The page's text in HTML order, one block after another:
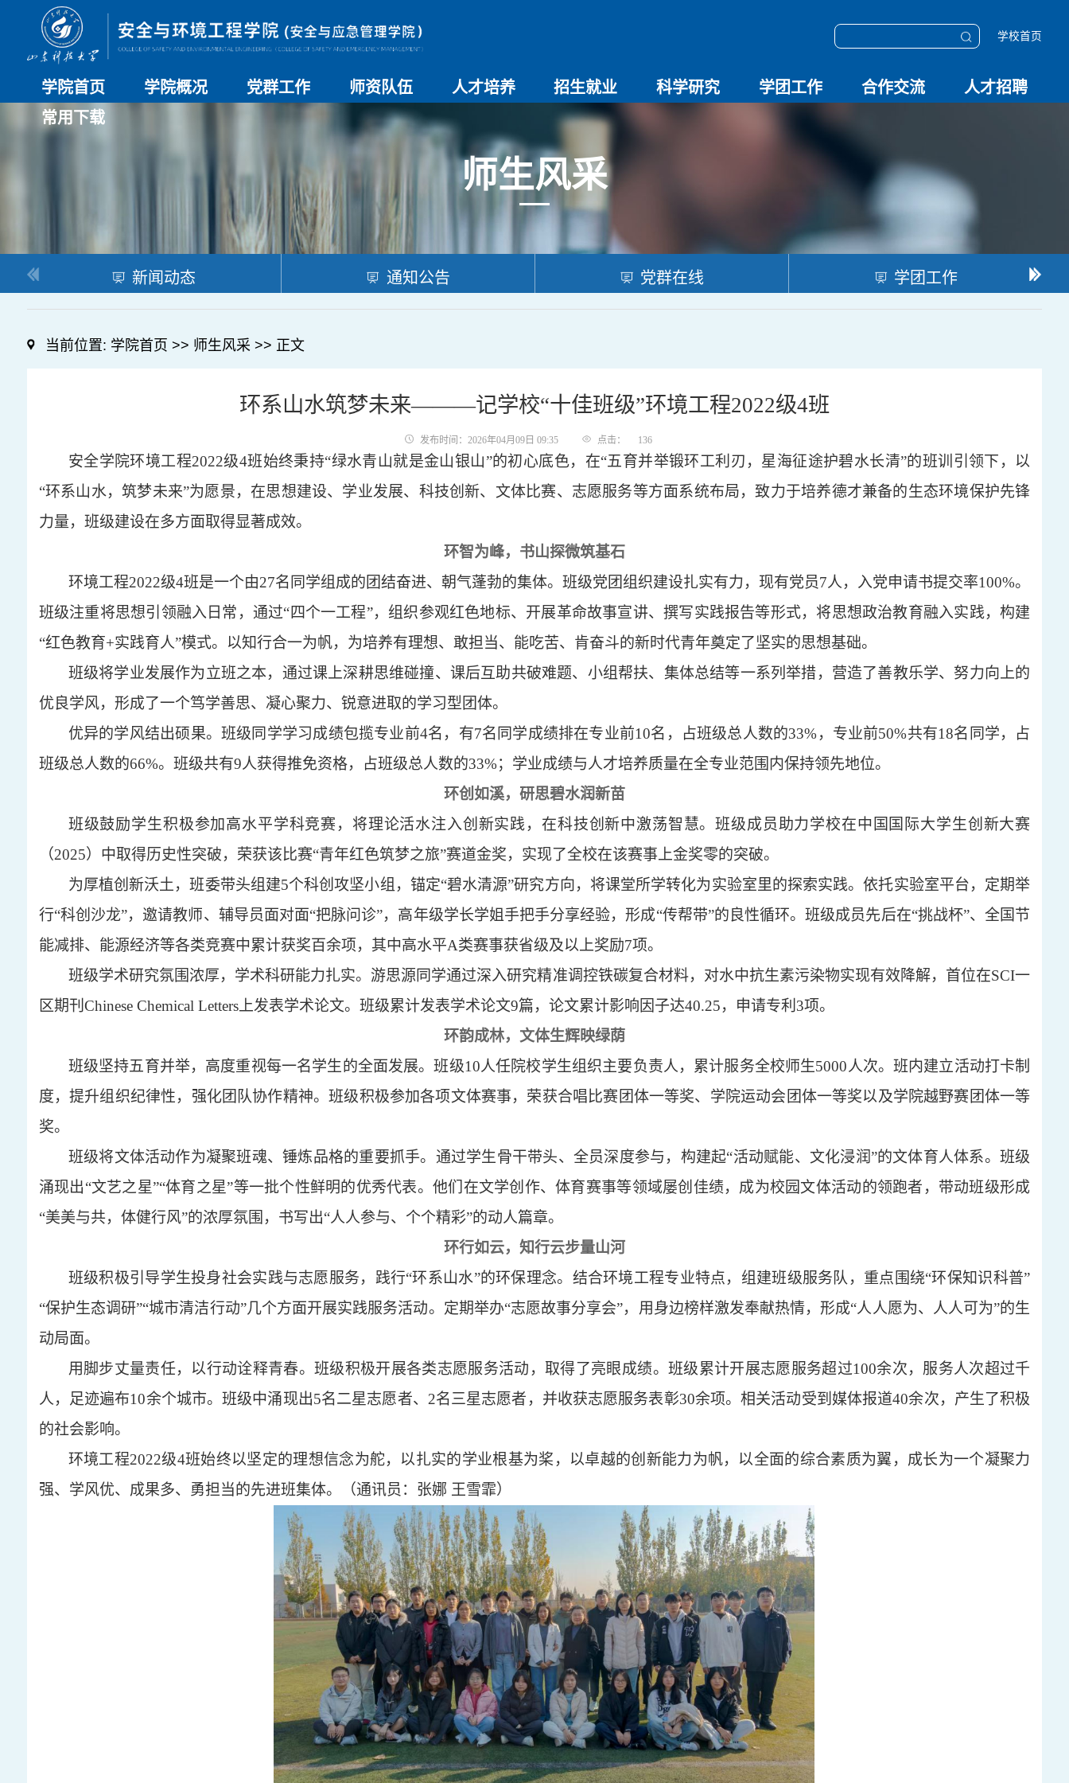
学校首页
学院首页 学院概况 党群工作 师资队伍
师资总览
导师名录
教师简介
人才培养 招生就业
学院招生
院系介绍
就业创业
科学研究 学团工作 合作交流 人才招聘
常用下载
师生风采
新闻动态 通知公告 党群在线 学团工作
当前位置: 学院首页 >> 师生风采 >> 正文
环系山水筑梦未来———记学校“十佳班级”环境工程2022级4班
发布时间：2026年04月09日 09:35 点击： 136
安全学院环境工程2022级4班始终秉持“绿水青山就是金山银山”的初心底色，在“五育并举锻环工利刃，星海征途护碧水长清”的班训引领下，以
“环系山水，筑梦未来”为愿景，在思想建设、学业发展、科技创新、文体比赛、志愿服务等方面系统布局，致力于培养德才兼备的生态环境保护先锋
力量，班级建设在多方面取得显著成效。
环智为峰，书山探微筑基石
环境工程2022级4班是一个由27名同学组成的团结奋进、朝气蓬勃的集体。班级党团组织建设扎实有力，现有党员7人，入党申请书提交率100%。
班级注重将思想引领融入日常，通过“四个一工程”，组织参观红色地标、开展革命故事宣讲、撰写实践报告等形式，将思想政治教育融入实践，构建
“红色教育+实践育人”模式。以知行合一为帆，为培养有理想、敢担当、能吃苦、肯奋斗的新时代青年奠定了坚实的思想基础。
班级将学业发展作为立班之本，通过课上深耕思维碰撞、课后互助共破难题、小组帮扶、集体总结等一系列举措，营造了善教乐学、努力向上的
优良学风，形成了一个笃学善思、凝心聚力、锐意进取的学习型团体。
优异的学风结出硕果。班级同学学习成绩包揽专业前4名，有7名同学成绩排在专业前10名，占班级总人数的33%，专业前50%共有18名同学，占
班级总人数的66%。班级共有9人获得推免资格，占班级总人数的33%；学业成绩与人才培养质量在全专业范围内保持领先地位。
环创如溪，研思碧水润新苗
班级鼓励学生积极参加高水平学科竞赛，将理论活水注入创新实践，在科技创新中激荡智慧。班级成员助力学校在中国国际大学生创新大赛
（2025）中取得历史性突破，荣获该比赛“青年红色筑梦之旅”赛道金奖，实现了全校在该赛事上金奖零的突破。
为厚植创新沃土，班委带头组建5个科创攻坚小组，锚定“碧水清源”研究方向，将课堂所学转化为实验室里的探索实践。依托实验室平台，定期举
行“科创沙龙”，邀请教师、辅导员面对面“把脉问诊”，高年级学长学姐手把手分享经验，形成“传帮带”的良性循环。班级成员先后在“挑战杯”、全国节
能减排、能源经济等各类竞赛中累计获奖百余项，其中高水平A类赛事获省级及以上奖励7项。
班级学术研究氛围浓厚，学术科研能力扎实。游思源同学通过深入研究精准调控铁碳复合材料，对水中抗生素污染物实现有效降解，首位在SCI一
区期刊Chinese Chemical Letters上发表学术论文。班级累计发表学术论文9篇，论文累计影响因子达40.25，申请专利3项。
环韵成林，文体生辉映绿荫
班级坚持五育并举，高度重视每一名学生的全面发展。班级10人任院校学生组织主要负责人，累计服务全校师生5000人次。班内建立活动打卡制
度，提升组织纪律性，强化团队协作精神。班级积极参加各项文体赛事，荣获合唱比赛团体一等奖、学院运动会团体一等奖以及学院越野赛团体一等
奖。
班级将文体活动作为凝聚班魂、锤炼品格的重要抓手。通过学生骨干带头、全员深度参与，构建起“活动赋能、文化浸润”的文体育人体系。班级
涌现出“文艺之星”“体育之星”等一批个性鲜明的优秀代表。他们在文学创作、体育赛事等领域屡创佳绩，成为校园文体活动的领跑者，带动班级形成
“美美与共，体健行风”的浓厚氛围，书写出“人人参与、个个精彩”的动人篇章。
环行如云，知行云步量山河
班级积极引导学生投身社会实践与志愿服务，践行“环系山水”的环保理念。结合环境工程专业特点，组建班级服务队，重点围绕“环保知识科普”
“保护生态调研”“城市清洁行动”几个方面开展实践服务活动。定期举办“志愿故事分享会”，用身边榜样激发奉献热情，形成“人人愿为、人人可为”的生
动局面。
用脚步丈量责任，以行动诠释青春。班级积极开展各类志愿服务活动，取得了亮眼成绩。班级累计开展志愿服务超过100余次，服务人次超过千
人，足迹遍布10余个城市。班级中涌现出5名二星志愿者、2名三星志愿者，并收获志愿服务表彰30余项。相关活动受到媒体报道40余次，产生了积极
的社会影响。
环境工程2022级4班始终以坚定的理想信念为舵，以扎实的学业根基为桨，以卓越的创新能力为帆，以全面的综合素质为翼，成长为一个凝聚力
强、学风优、成果多、勇担当的先进班集体。
（通讯员：张娜 王雪霏）